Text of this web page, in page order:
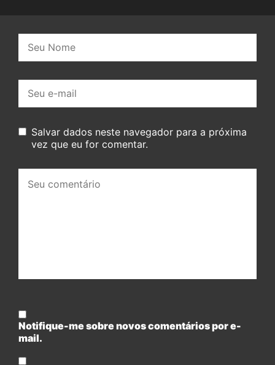
mail:
Salvar dados neste navegador para a próxima
vez que eu for comentar.
comentário:
Notifique-me sobre novos comentários por e-
mail.